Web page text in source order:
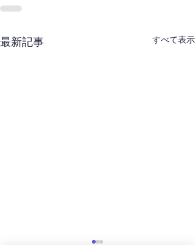
最新記事 すべて表示